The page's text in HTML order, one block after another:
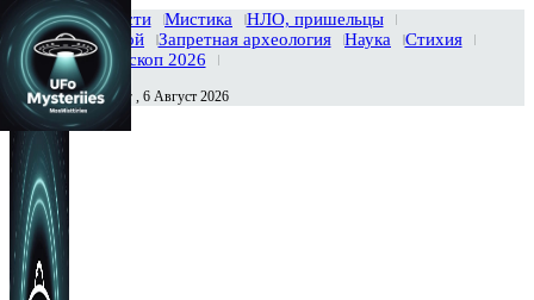
Главная Новости Мистика
НЛО, пришельцы
Тайны вселенной
Запретная археология Наука
Стихия
История
Гороскоп 2026
Сегодня Четверг , 6 Август 2026